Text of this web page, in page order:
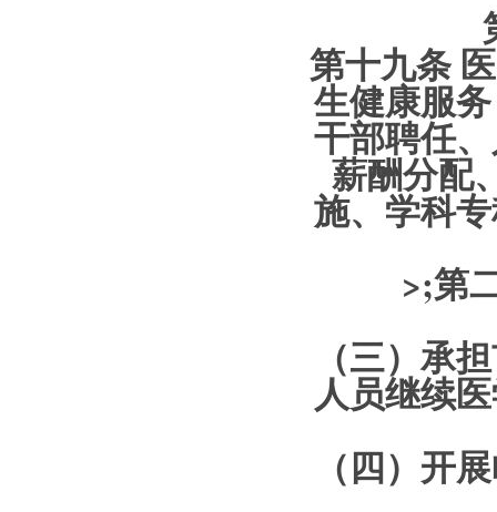
第十九条
生健康服
干部聘任
薪酬分配
施、学科
>;第
（三）承
人员继续
（四）开